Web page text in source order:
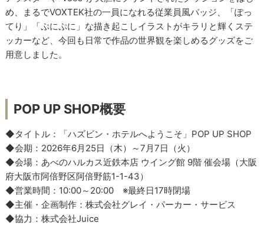
め、まるでVOXTEK社の一員になれる従業員風バッジ、「ぽっ
てり」「ぷにぷに」な描き起こしイラストがキラリと輝くステ
ッカーなど、今回も日常で作品の世界観を楽しめるグッズをご
用意しました。
POP UP SHOP概要
◆タイトル：「ハズビン・ホテルへようこそ」POP UP SHOP
◆会期：2026年6月25日（木）～7月7日（火）
◆会場：あべのハルカス近鉄本店 ウイング館 9階 催会場（大阪
府大阪市阿倍野区阿倍野筋1-1-43）
◆営業時間：10:00～20:00 ※最終日17時閉場
◆主催・企画制作：株式会社グレイ・パーカー・サービス
◆協力：株式会社Juice